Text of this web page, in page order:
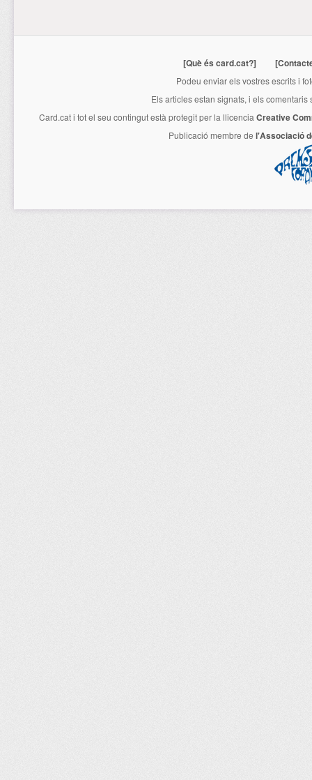
[Què és card.cat?]
Podeu enviar els vostres escrits i
Els articles estan signats, i els
Card.cati tot el seu contingut està protegit per la llicencia Creative
Publicació membre de l'Associació